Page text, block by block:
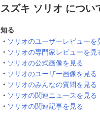
スズキ ソリオ につい
知る
ソリオのユーザーレビューを
ソリオの専門家レビューを見
ソリオの公式画像を見る
ソリオのユーザー画像を見る
ソリオのみんなの質問を見る
ソリオの関連ニュースを見る
ソリオの関連記事を見る